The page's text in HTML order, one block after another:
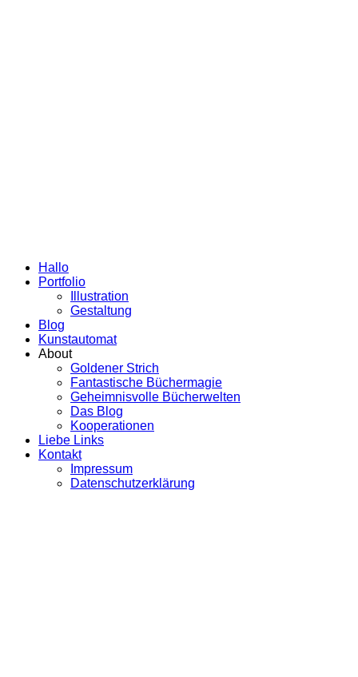
Hallo
Portfolio
Illustration
Gestaltung
Blog
Kunstautomat
About
Goldener Strich
Fantastische Büchermagie
Geheimnisvolle Bücherwelten
Das Blog
Kooperationen
Liebe Links
Kontakt
Impressum
Datenschutzerklärung